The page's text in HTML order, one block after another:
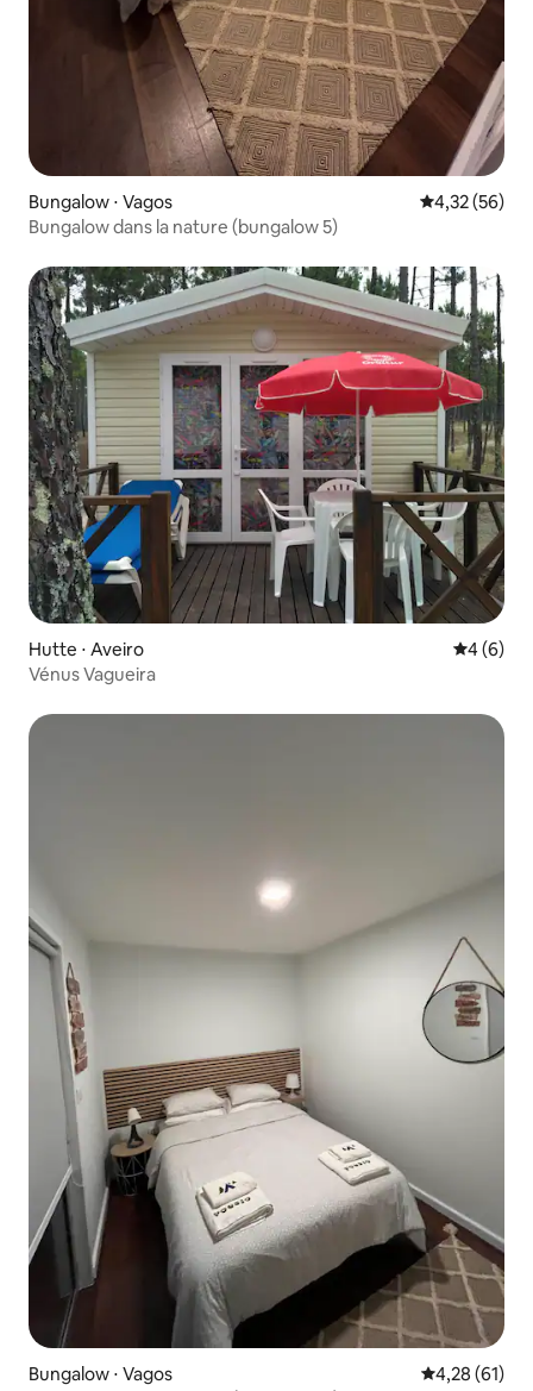
Bungalow ⋅ Vagos Évaluation
4,32 (56)
Bungalow dans la nature (bungalow 5)
Hutte ⋅ Aveiro
4 (6)
Vénus Vagueira
Bungalow ⋅ Vagos Évaluation
4,28 (61)